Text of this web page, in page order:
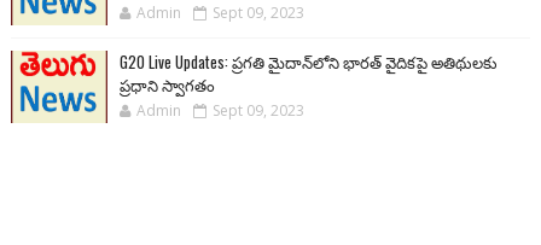
Admin Sept 09, 2023
G20 Live Updates: ప్రగతి మైదాన్‌లోని భారత్ వైదికపై అతిథులకు
ప్రధాని స్వాగతం
Admin Sept 09, 2023